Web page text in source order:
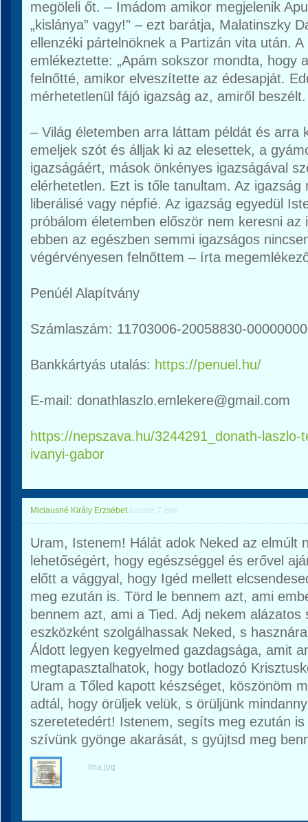
megöleli őt. – Imádom amikor megjelenik
„kislánya” vagy!" – ezt barátja, Malatinszky
ellenzéki pártelnöknek a Partizán vita után.
emlékeztette: „Apám sokszor mondta, hogy
felnőtté, amikor elveszítette az édesapját.
mérhetetlenül fájó igazság az, amiről
– Világ életemben arra láttam példát és arra
emeljek szót és álljak ki az elesettek, a
igazságáért, mások önkényes igazságával
elérhetetlen. Ezt is tőle tanultam. Az
liberálisé vagy népfié. Az igazság egyedül
próbálom életemben először nem keresni
ebben az egészben semmi igazságos
végérvényesen felnőttem – írta
Penúél Alapítvány
Számlaszám: 11703006-20058830-00000000
Bankkártyás utalás: https://penuel.hu/
E-mail: donathlaszlo.emlekere@gmail.com
https://nepszava.hu/3244291_donath-
ivanyi-gabor
Miclausné Király Erzsébetüzente 7 éve
Uram, Istenem! Hálát adok Neked az elmúlt
lehetőségért, hogy egészséggel és erővel
előtt a vággyal, hogy Igéd mellett
meg ezután is. Törd le bennem azt, ami
bennem azt, ami a Tied. Adj nekem
eszközként szolgálhassak Neked, s
Áldott legyen kegyelmed gazdagsága, amit
megtapasztalhatok, hogy botladozó
Uram a Tőled kapott készséget, köszönöm
adtál, hogy örüljek velük, s örüljünk
szeretetedért! Istenem, segíts meg ezután
szívünk gyönge akarását, s gyújtsd meg
Ima.jpg